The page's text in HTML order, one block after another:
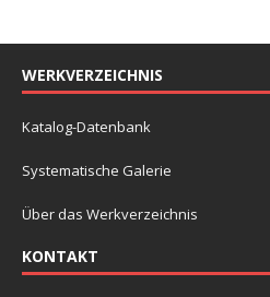
WERKVERZEICHNIS
Katalog-Datenbank
Systematische Galerie
Über das Werkverzeichnis
KONTAKT